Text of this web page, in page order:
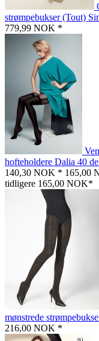
strømpebukser (Tout)
779,99 NOK *
hofteholdere Dalia 40
140,30 NOK * 165,00
tidligere 165,00 NOK*
mønstrede
216,00 NOK *